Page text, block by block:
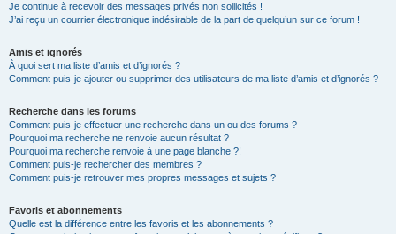
Je continue à recevoir des messages privés non sollicités !
J’ai reçu un courrier électronique indésirable de la part de quelqu’un sur ce forum !
Amis et ignorés
À quoi sert ma liste d’amis et d’ignorés ?
Comment puis-je ajouter ou supprimer des utilisateurs de ma liste d’amis et d’ignorés ?
Recherche dans les forums
Comment puis-je effectuer une recherche dans un ou des forums ?
Pourquoi ma recherche ne renvoie aucun résultat ?
Pourquoi ma recherche renvoie à une page blanche ?!
Comment puis-je rechercher des membres ?
Comment puis-je retrouver mes propres messages et sujets ?
Favoris et abonnements
Quelle est la différence entre les favoris et les abonnements ?